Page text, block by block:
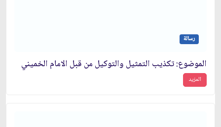
رسالة
الموضوع: تكذيب التمثيل والتوكيل من قبل الامام الخميني‏
المزيد